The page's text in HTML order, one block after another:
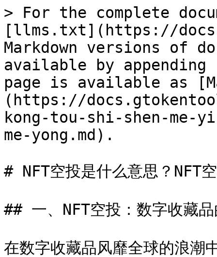
> For the complete
[llms.txt](https://
Markdown versions of
available by
page is available as
(https://
kong-tou-shi-shen-
me-yong.md).
# NFT空投是什么意思？NFT
## 一、NFT空投：数字收藏
在数字收藏品风靡全球的浪潮